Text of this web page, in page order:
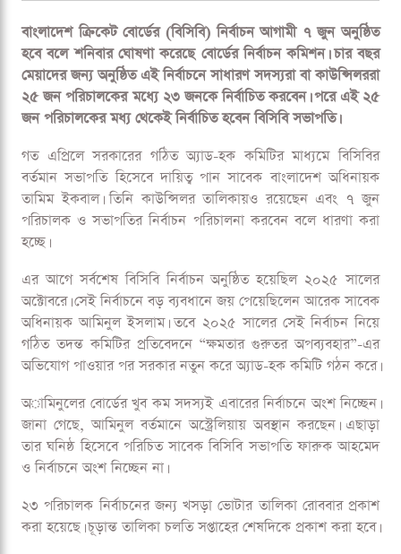
বাংলাদেশ ক্রিকেট বোর্ডের (বিসিবি) নির্বাচন আগামী ৭ জুন অনুষ্ঠিত
হবে বলে শনিবার ঘোষণা করেছে বোর্ডের নির্বাচন কমিশন। চার বছর
মেয়াদের জন্য অনুষ্ঠিত এই নির্বাচনে সাধারণ সদস্যরা বা কাউন্সিলররা
২৫ জন পরিচালকের মধ্যে ২৩ জনকে নির্বাচিত করবেন। পরে এই ২৫
জন পরিচালকের মধ্য থেকেই নির্বাচিত হবেন বিসিবি সভাপতি।
গত এপ্রিলে সরকারের গঠিত অ্যাড-হক কমিটির মাধ্যমে বিসিবির
বর্তমান সভাপতি হিসেবে দায়িত্ব পান সাবেক বাংলাদেশ অধিনায়ক
তামিম ইকবাল। তিনি কাউন্সিলর তালিকায়ও রয়েছেন এবং ৭ জুন
পরিচালক ও সভাপতির নির্বাচন পরিচালনা করবেন বলে ধারণা করা
হচ্ছে।
এর আগে সর্বশেষ বিসিবি নির্বাচন অনুষ্ঠিত হয়েছিল ২০২৫ সালের
অক্টোবরে। সেই নির্বাচনে বড় ব্যবধানে জয় পেয়েছিলেন আরেক সাবেক
অধিনায়ক আমিনুল ইসলাম। তবে ২০২৫ সালের সেই নির্বাচন নিয়ে
গঠিত তদন্ত কমিটির প্রতিবেদনে “ক্ষমতার গুরুতর অপব্যবহার”-এর
অভিযোগ পাওয়ার পর সরকার নতুন করে অ্যাড-হক কমিটি গঠন করে।
অামিনুলের বোর্ডের খুব কম সদস্যই এবারের নির্বাচনে অংশ নিচ্ছেন।
জানা গেছে, আমিনুল বর্তমানে অস্ট্রেলিয়ায় অবস্থান করছেন। এছাড়া
তার ঘনিষ্ঠ হিসেবে পরিচিত সাবেক বিসিবি সভাপতি ফারুক আহমেদ
ও নির্বাচনে অংশ নিচ্ছেন না।
২৩ পরিচালক নির্বাচনের জন্য খসড়া ভোটার তালিকা রোববার প্রকাশ
করা হয়েছে। চূড়ান্ত তালিকা চলতি সপ্তাহের শেষদিকে প্রকাশ করা হবে।